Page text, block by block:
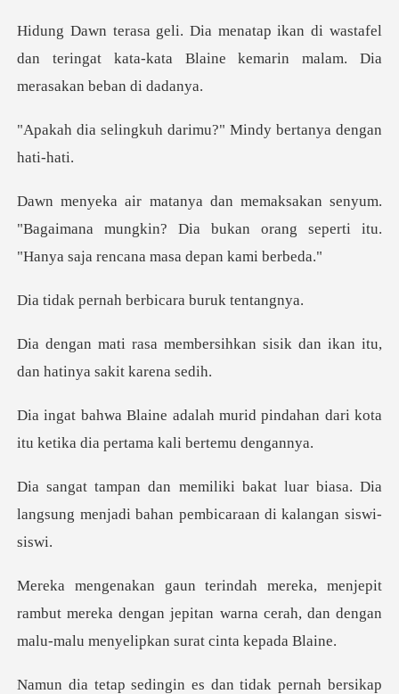
i wastafel
dan teringat kata-kata Blaine ke
darimu?" Mindy berta
"Bagaimana mungkin? Dia bukan orang seperti it
h berbicara bur
ihkan sisik dan ikan itu,
da
d pindahan dari kota
itu ketika di
luar biasa. Dia
langsung menjadi baha
ambut mereka dengan jepitan warna cerah, dan denga
ersikap